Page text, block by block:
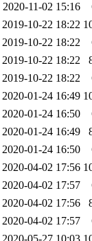
2020-11-02 15:16
2019-10-22 18:22
2019-10-22 18:22
2019-10-22 18:22
2019-10-22 18:22
2020-01-24 16:49
2020-01-24 16:50
2020-01-24 16:49
2020-01-24 16:50
2020-04-02 17:56
2020-04-02 17:57
2020-04-02 17:56
2020-04-02 17:57